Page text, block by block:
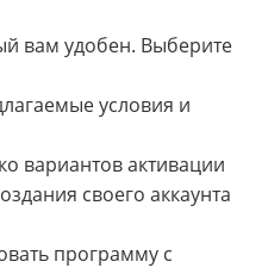
вам удобен. Выберите
условия и
вариантов активации
своего аккаунта
программу с